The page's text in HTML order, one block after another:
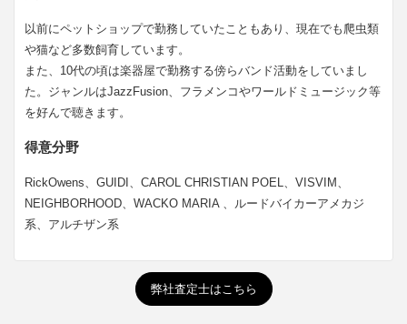
以前にペットショップで勤務していたこともあり、現在でも爬虫類
や猫など多数飼育しています。
また、10代の頃は楽器屋で勤務する傍らバンド活動をしていまし
た。ジャンルはJazzFusion、フラメンコやワールドミュージック等
を好んで聴きます。
得意分野
RickOwens、GUIDI、CAROL CHRISTIAN POEL、VISVIM、
NEIGHBORHOOD、WACKO MARIA 、ルードバイカーアメカジ
系、アルチザン系
弊社査定士はこちら